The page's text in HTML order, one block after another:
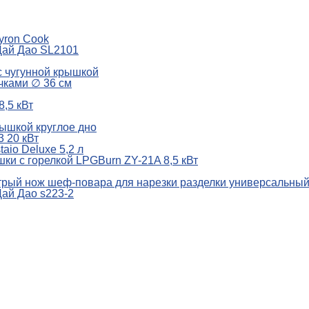
Cook
Дао SL2101
крышкой
∅ 36 см
кВт
круглое дно
20 кВт
Deluxe 5,2 л
с горелкой LPGBurn ZY-21A 8,5 кВт
нож шеф-повара для нарезки разделки
Дао s223-2